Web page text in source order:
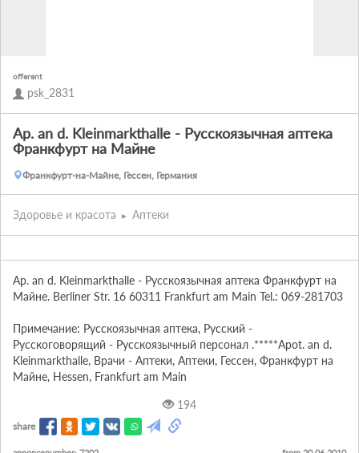
offerent
psk_2831
Ap. an d. Kleinmarkthalle - Русскоязычная аптека
Франкфурт на Майне
Франкфурт-на-Майне, Гессен, Германия
Здоровье и красота Аптеки
Ap. an d. Kleinmarkthalle - Русскоязычная аптека Франкфурт на
Майне. Berliner Str. 16 60311 Frankfurt am Main Tel.: 069-281703
Примечание: Русскоязычная аптека, Русский -
Русскоговорящий - Русскоязычный персонал .*****Apot. an d.
Kleinmarkthalle, Врачи - Аптеки, Аптеки, Гессен, Франкфурт на
Майне, Hessen, Frankfurt am Main
194
share